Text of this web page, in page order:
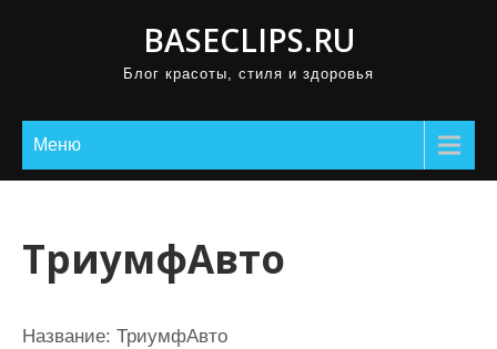
BASECLIPS.RU
Блог красоты, стиля и здоровья
Меню
ТриумфАвто
Название: ТриумфАвто